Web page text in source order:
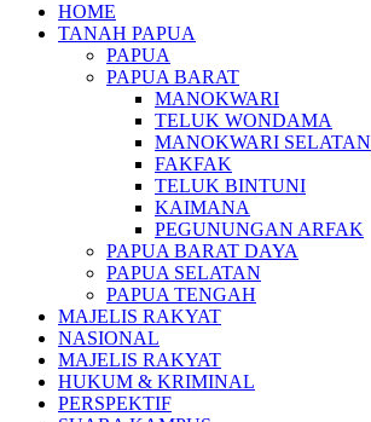
HOME
TANAH PAPUA
PAPUA
PAPUA BARAT
MANOKWARI
TELUK WONDAMA
MANOKWARI SELATAN
FAKFAK
TELUK BINTUNI
KAIMANA
PEGUNUNGAN ARFAK
PAPUA BARAT DAYA
PAPUA SELATAN
PAPUA TENGAH
MAJELIS RAKYAT
NASIONAL
MAJELIS RAKYAT
HUKUM & KRIMINAL
PERSPEKTIF